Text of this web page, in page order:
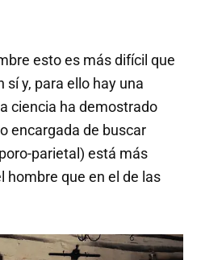
esto es más difícil que
sí y, para ello hay una
ciencia ha demostrado
encargada de buscar
parietal) está más
hombre que en el de las